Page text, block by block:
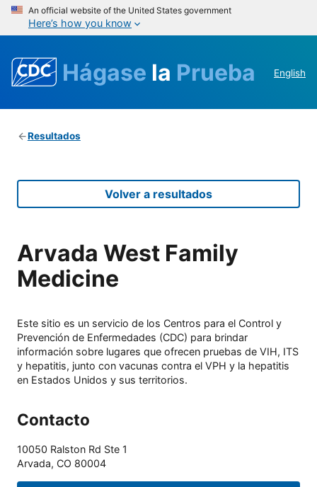
An official website of the United States government
Here’s how you know
Hágase la Prueba English
Resultados
Volver a resultados
Arvada West Family
Medicine
Este sitio es un servicio de los Centros para el Control y
Prevención de Enfermedades (CDC) para brindar
información sobre lugares que ofrecen pruebas de VIH, ITS
y hepatitis, junto con vacunas contra el VPH y la hepatitis
en Estados Unidos y sus territorios.
Contacto
10050 Ralston Rd Ste 1
Arvada, CO 80004